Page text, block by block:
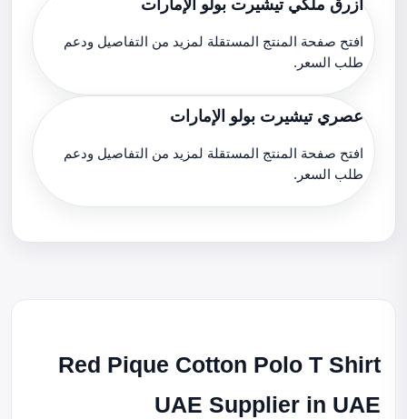
أزرق ملكي تيشيرت بولو الإمارات
افتح صفحة المنتج المستقلة لمزيد من التفاصيل ودعم
طلب السعر.
عصري تيشيرت بولو الإمارات
افتح صفحة المنتج المستقلة لمزيد من التفاصيل ودعم
طلب السعر.
Red Pique Cotton Polo T Shirt
UAE Supplier in UAE